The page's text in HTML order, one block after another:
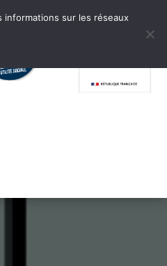
sur les réseaux